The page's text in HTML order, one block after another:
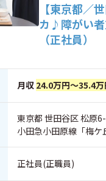
【東京都／
カ♪障がい者
（正社員）
月収 24.0万円～35.4万
東京都 世田谷区 松原
小田急小田原線「梅ケ
正社員(正職員)